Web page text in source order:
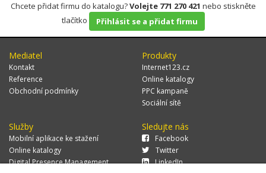
Chcete přidat firmu do katalogu?Volejte 771 270 421 nebo stiskněte
tlačítko
Přihlásit se a přidat firmu
Mediatel
Kontakt
Reference
Obchodní podmínky
Produkty
Internet123.cz
Online katalogy
PPC kampaně
Sociální sítě
Služby
Mobilní aplikace ke stažení
Online katalogy
Digital Presence Management
Sledujte nás
Facebook
Twitter
LinkedIn